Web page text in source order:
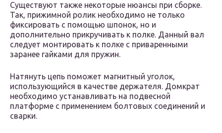
Существуют также некоторые нюансы при сборке.
Так, прижимной ролик необходимо не только
фиксировать с помощью шпонок, но и
дополнительно прикручивать к полке. Данный вал
следует монтировать к полке с приваренными
заранее гайками для пружин.
Натянуть цепь поможет магнитный уголок,
использующийся в качестве держателя. Домкрат
необходимо устанавливать на подвесной
платформе с применением болтовых соединений и
сварки.